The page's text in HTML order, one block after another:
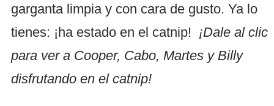
garganta limpia y con cara de gusto. Ya lo
tienes: ¡ha estado en el catnip! ¡Dale al clic
para ver a Cooper, Cabo, Martes y Billy
disfrutando en el catnip!